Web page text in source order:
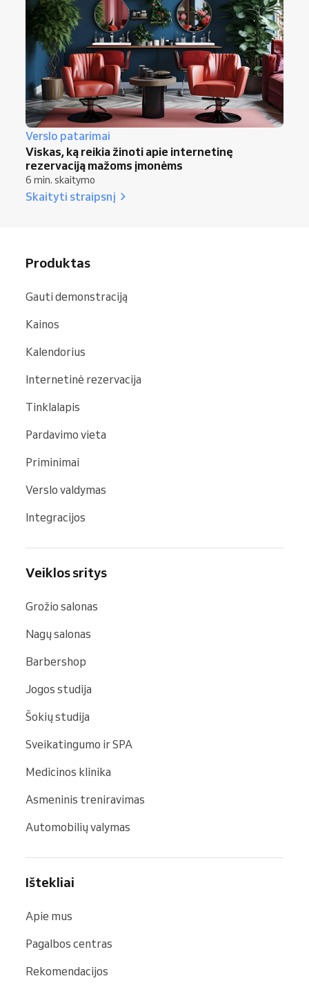
Verslo patarimai
Viskas, ką reikia žinoti apie internetinę
rezervaciją mažoms įmonėms
6 min. skaitymo
Skaityti straipsnį
Produktas
Gauti demonstraciją
Kainos
Kalendorius
Internetinė rezervacija
Tinklalapis
Pardavimo vieta
Priminimai
Verslo valdymas
Integracijos
Veiklos sritys
Grožio salonas
Nagų salonas
Barbershop
Jogos studija
Šokių studija
Sveikatingumo ir SPA
Medicinos klinika
Asmeninis treniravimas
Automobilių valymas
Ištekliai
Apie mus
Pagalbos centras
Rekomendacijos